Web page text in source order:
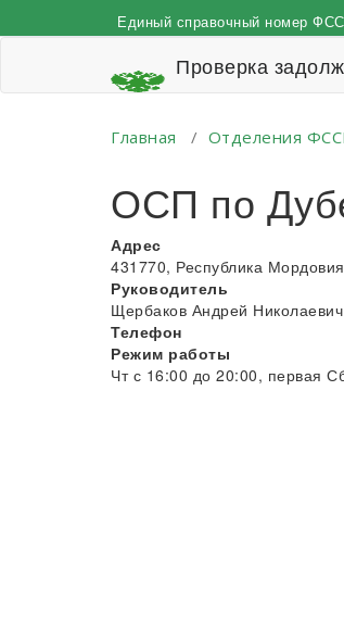
к
Единый справочный номер
Проверка
Главная / Отделения
ОСП по
Адрес
431770, Республика
Руководитель
Щербаков Андрей Николаевич
Телефон
Режим работы
Чт с 16:00 до 20:00, первая